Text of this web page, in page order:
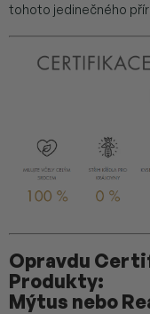
tohoto jedinečného
Opravdu
Produkty:
Mýtus nebo